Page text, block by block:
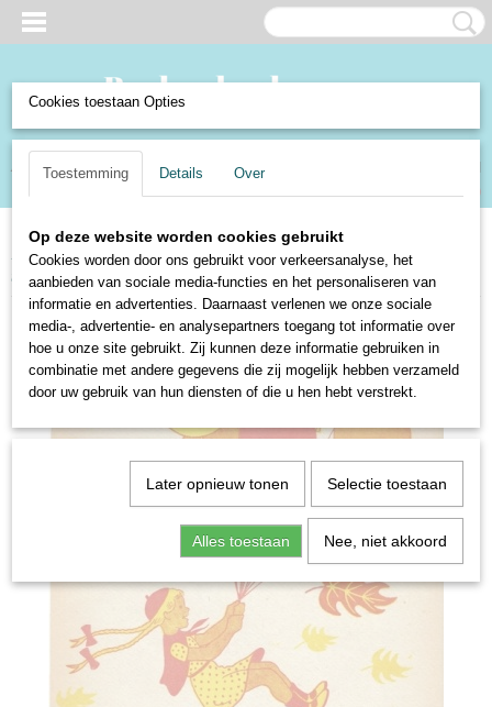
Inloggen Registreren
(0)
Home>Boeken en Strips> Boeken>Kinderboeken>Voor de jeugd -
maandblad nr. 10 Jaargang 94 - october 1953
Cookies toestaan Opties
Toestemming Details Over
Op deze website worden cookies gebruikt
Cookies worden door ons gebruikt voor verkeersanalyse, het
aanbieden van sociale media-functies en het personaliseren van
informatie en advertenties. Daarnaast verlenen we onze sociale
media-, advertentie- en analysepartners toegang tot informatie over
hoe u onze site gebruikt. Zij kunnen deze informatie gebruiken in
combinatie met andere gegevens die zij mogelijk hebben verzameld
door uw gebruik van hun diensten of die u hen hebt verstrekt.
Later opnieuw tonen Selectie toestaan
Alles toestaan Nee, niet akkoord